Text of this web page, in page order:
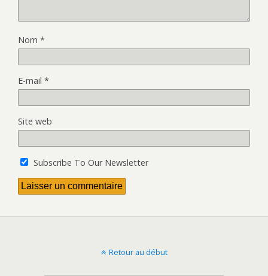
Nom *
E-mail *
Site web
Subscribe To Our Newsletter
Retour au début